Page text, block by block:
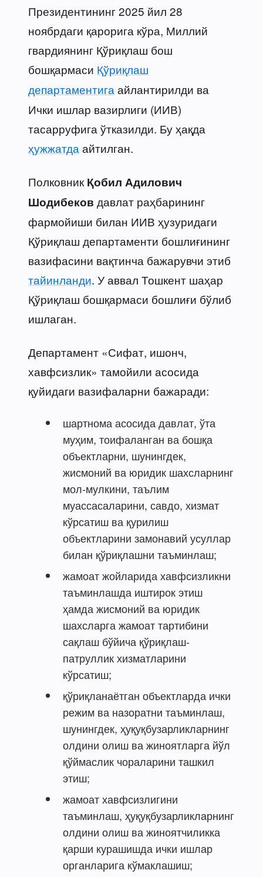
Президентининг 2025 йил 28
ноябрдаги қарорига кўра, Миллий
гвардиянинг Қўриқлаш бош
бошқармаси Қўриқлаш
департаментига айлантирилди ва
Ички ишлар вазирлиги (ИИВ)
тасарруфига ўтказилди. Бу ҳақда
ҳужжатда айтилган.
Полковник Қобил Адилович
Шодибеков давлат раҳбарининг
фармойиши билан ИИВ ҳузуридаги
Қўриқлаш департаменти бошлиғининг
вазифасини вақтинча бажарувчи этиб
тайинланди. У аввал Тошкент шаҳар
Қўриқлаш бошқармаси бошлиғи бўлиб
ишлаган.
Департамент «Сифат, ишонч,
хавфсизлик» тамойили асосида
қуйидаги вазифаларни бажаради:
шартнома асосида давлат, ўта
муҳим, тоифаланган ва бошқа
объектларни, шунингдек,
жисмоний ва юридик шахсларнинг
мол-мулкини, таълим
муассасаларини, савдо, хизмат
кўрсатиш ва қурилиш
объектларини замонавий усуллар
билан қўриқлашни таъминлаш;
жамоат жойларида хавфсизликни
таъминлашда иштирок этиш
ҳамда жисмоний ва юридик
шахсларга жамоат тартибини
сақлаш бўйича қўриқлаш-
патруллик хизматларини
кўрсатиш;
қўриқланаётган объектларда ички
режим ва назоратни таъминлаш,
шунингдек, ҳуқуқбузарликларнинг
олдини олиш ва жиноятларга йўл
қўймаслик чораларини ташкил
этиш;
жамоат хавфсизлигини
таъминлаш, ҳуқуқбузарликларнинг
олдини олиш ва жиноятчиликка
қарши курашишда ички ишлар
органларига кўмаклашиш;